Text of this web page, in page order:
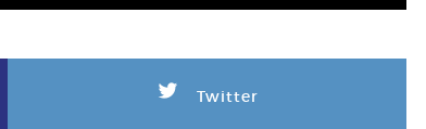
L Twitter